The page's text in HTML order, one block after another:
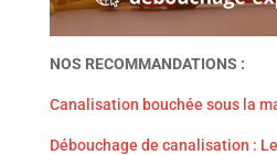
NOS RECOMMANDATIONS :
Canalisation bouchée sous la
Débouchage de canalisation :